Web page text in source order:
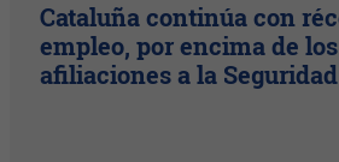
Cataluña continúa con
empleo, por encima de
afiliaciones a la